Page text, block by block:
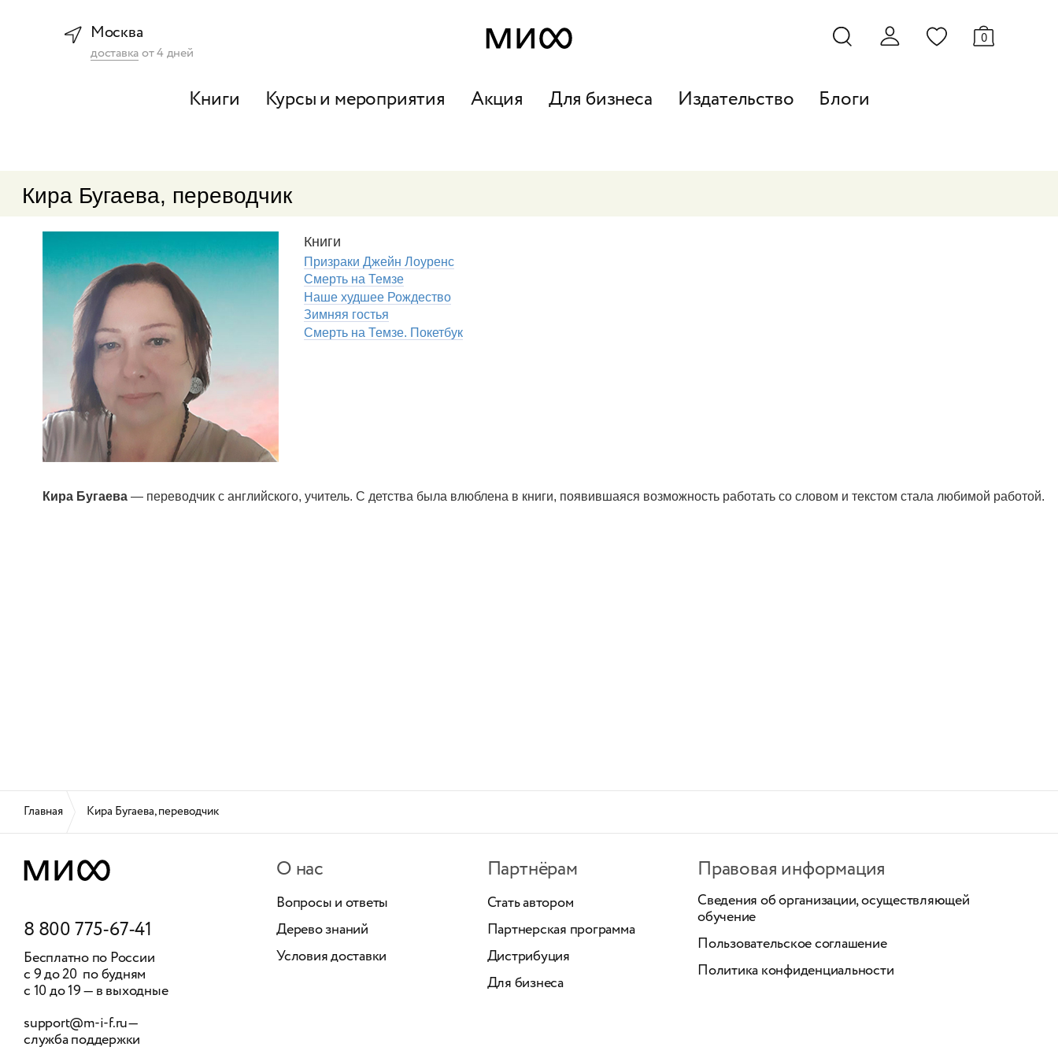
Москва
доставкаот4дней
0
Книги Курсы и мероприятия Акция Для бизнеса Издательство Блоги
Кира Бугаева, переводчик
Книги
Призраки Джейн Лоуренс
Смерть на Темзе
Наше худшее Рождество
Зимняя гостья
Смерть на Темзе. Покетбук
Кира Бугаева — переводчик с английского, учитель. С детства была влюблена в книги, появившаяся возможность работать со словом и текстом стала любимой работой.
Главная Кира Бугаева, переводчик
8 800 775-67-41
Бесплатно по России
с 9 до 20 по будням
с 10 до 19 — в выходные
support@m-i-f.ru—
служба поддержки
О нас
Вопросы и ответы
Дерево знаний
Условия доставки
Партнёрам
Стать автором
Партнерская программа
Дистрибуция
Для бизнеса
Правовая информация
Сведения об организации, осуществляющей
обучение
Пользовательское соглашение
Политика конфиденциальности